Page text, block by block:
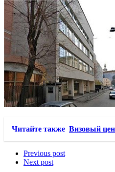
Читайте также Визовый
Previous post
Next post